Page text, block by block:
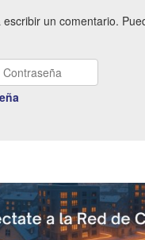
un comentario.